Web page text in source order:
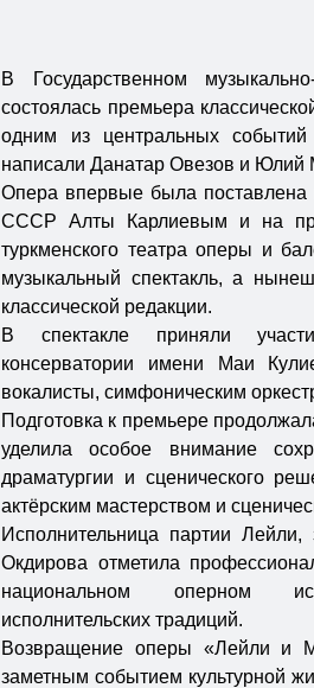
В Государственном
состоялась премьера
одним из центральных
написали Данатар Овезов и Юлий
Опера впервые была поставлена
СССР Алты Карлиевым и на
туркменского театра оперы и
музыкальный спектакль, а
классической редакции.
В спектакле приняли
консерватории имени Маи
вокалисты, симфоническим
Подготовка к премьере
уделила особое внимание
драматургии и сценического
актёрским мастерством и
Исполнительница партии Лейли,
Окдирова отметила
национальном оперном
исполнительских традиций.
Возвращение оперы «Лейли и
заметным событием культурной